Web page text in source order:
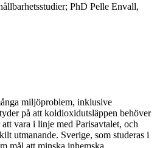
PhD Pelle Envall,
miljöproblem, inklusive
på att koldioxidutsläppen behöver
vara i linje med Parisavtalet, och
utmanande. Sverige, som studeras i
mål att minska inhemska